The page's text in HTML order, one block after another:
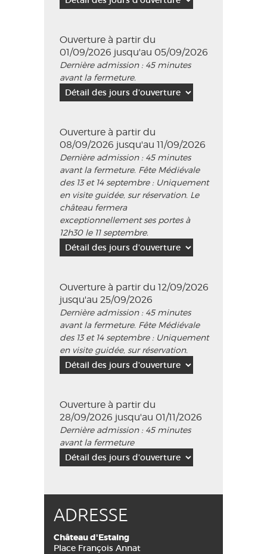
Ouverture à partir du
01/09/2026 jusqu'au 05/09/2026
Dernière admission : 45 minutes
avant la fermeture.
Ouverture à partir du
08/09/2026 jusqu'au 11/09/2026
Dernière admission : 45 minutes
avant la fermeture. Fête Médiévale
des 13 et 14 septembre : Uniquement
en visite guidée, sur réservation. Le
château fermera
exceptionnellement ses portes à
12h30 le 11 septembre.
Ouverture à partir du 12/09/2026
jusqu'au 25/09/2026
Dernière admission : 45 minutes
avant la fermeture. Fête Médiévale
des 13 et 14 septembre : Uniquement
en visite guidée, sur réservation.
Ouverture à partir du
28/09/2026 jusqu'au 01/11/2026
Dernière admission : 45 minutes
avant la fermeture
ADRESSE
Château d'Estaing
Place François Annat